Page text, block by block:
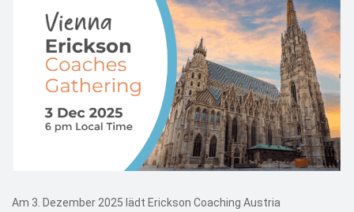
Am 3. Dezember 2025 lädt Erickson Coaching Austria